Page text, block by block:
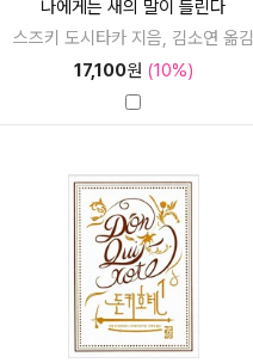
나에게는 새의 말이 들린다
스즈키 도시타카 지음, 김소연 옮김
17,100원 (10%)